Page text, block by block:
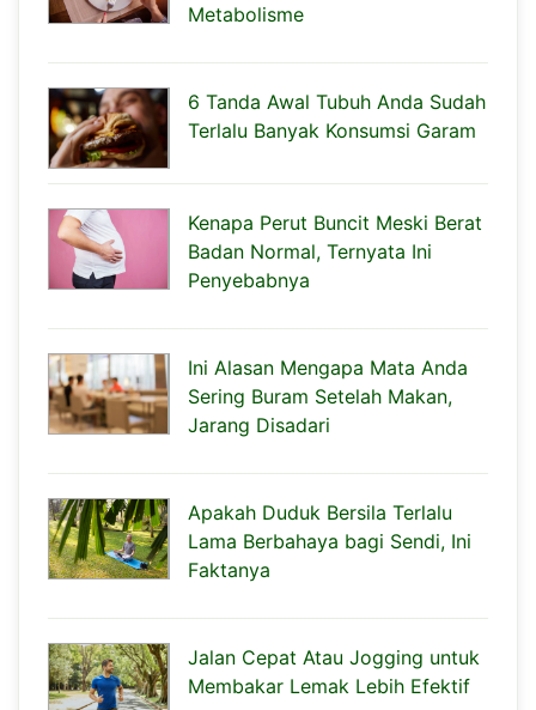
Metabolisme
6 Tanda Awal Tubuh Anda Sudah
Terlalu Banyak Konsumsi Garam
Kenapa Perut Buncit Meski Berat
Badan Normal, Ternyata Ini
Penyebabnya
Ini Alasan Mengapa Mata Anda
Sering Buram Setelah Makan,
Jarang Disadari
Apakah Duduk Bersila Terlalu
Lama Berbahaya bagi Sendi, Ini
Faktanya
Jalan Cepat Atau Jogging untuk
Membakar Lemak Lebih Efektif